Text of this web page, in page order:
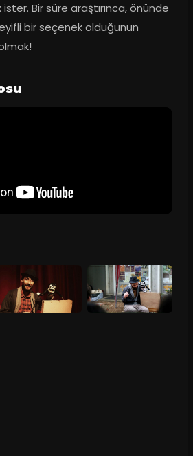
Bir süre araştırınca, önünde
bir seçenek olduğunun